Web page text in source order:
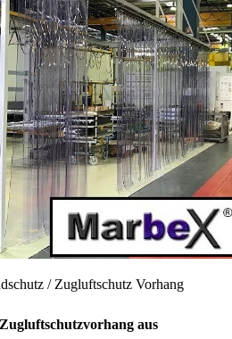
/ Zugluftschutz Vorhang
aus